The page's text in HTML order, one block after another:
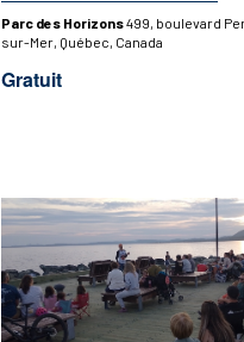
Parc des Horizons499, boulevard
sur-Mer, Québec, Canada
Gratuit